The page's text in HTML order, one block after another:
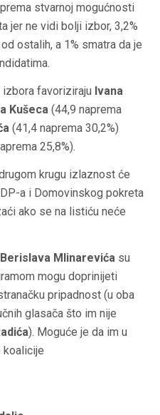
stvarnoj mogućnosti
jer ne vidi bolji izbor, 3,2%
ostalih, a 1% smatra da je
izbora favoriziraju Ivana
Kušeca (44,9 naprema
(41,4 naprema 30,2%)
25,8%).
krugu izlaznost će
a i Domovinskog pokreta
ako se na listiću neće
Berislava Mlinarevića su
mogu doprinijeti
pripadnost (u oba
glasača što im nije
). Moguće je da im u
koalicije